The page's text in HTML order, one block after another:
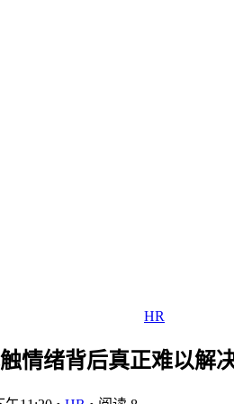
HR
情绪背后真正难以解